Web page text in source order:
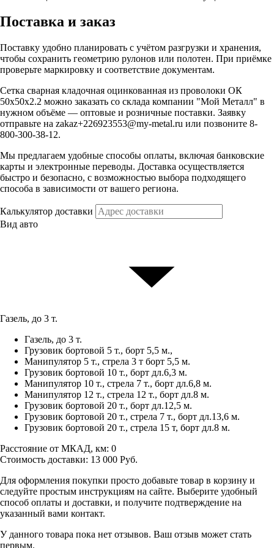
Поставка и заказ
Поставку удобно планировать с учётом разгрузки и хранения,
чтобы сохранить геометрию рулонов или полотен. При приёмке
проверьте маркировку и соответствие документам.
Сетка сварная кладочная оцинкованная из проволоки ОК
50х50х2.2 можно заказать со склада компании "Мой Металл" в
нужном объёме — оптовые и розничные поставки. Заявку
отправьте на zakaz+226923553@my-metal.ru или позвоните 8-
800-300-38-12.
Мы предлагаем удобные способы оплаты, включая банковские
карты и электронные переводы. Доставка осуществляется
быстро и безопасно, с возможностью выбора подходящего
способа в зависимости от вашего региона.
Калькулятор доставки
Вид авто
Газель, до 3 т.
Газель, до 3 т.
Грузовик бортовой 5 т., борт 5,5 м.,
Манипулятор 5 т., стрела 3 т борт 5,5 м.
Грузовик бортовой 10 т., борт дл.6,3 м.
Манипулятор 10 т., стрела 7 т., борт дл.6,8 м.
Манипулятор 12 т., стрела 12 т., борт дл.8 м.
Грузовик бортовой 20 т., борт дл.12,5 м.
Грузовик бортовой 20 т., стрела 7 т., борт дл.13,6 м.
Грузовик бортовой 20 т., стрела 15 т, борт дл.8 м.
Расстояние от МКАД, км: 0
Стоимость доставки: 13 000 Руб.
Для оформления покупки просто добавьте товар в корзину и
следуйте простым инструкциям на сайте. Выберите удобный
способ оплаты и доставки, и получите подтверждение на
указанный вами контакт.
У данного товара пока нет отзывов. Ваш отзыв может стать
первым.